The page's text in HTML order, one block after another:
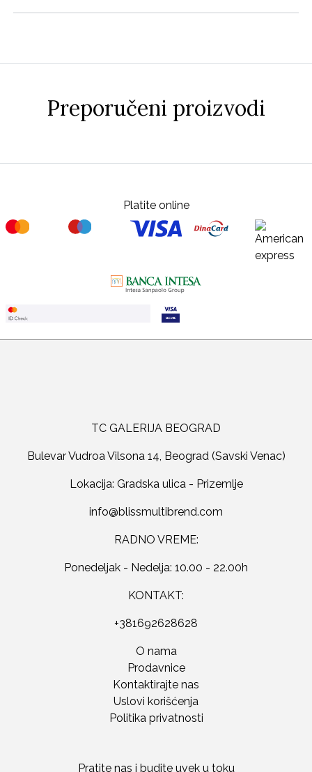
Preporučeni proizvodi
Platite online
TC GALERIJA BEOGRAD
Bulevar Vudroa Vilsona 14, Beograd (Savski Venac)
Lokacija: Gradska ulica - Prizemlje
RADNO VREME:
Ponedeljak - Nedelja: 10.00 - 22.00h
KONTAKT:
+381692628628
O nama
Prodavnice
Kontaktirajte nas
Uslovi korišćenja
Politika privatnosti
Pratite nas i budite uvek u toku